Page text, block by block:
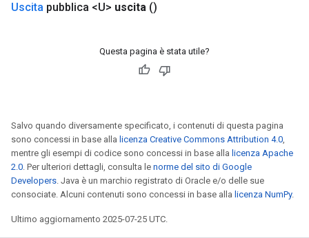
Uscita pubblica <U> uscita ()
Questa pagina è stata utile?
Salvo quando diversamente specificato, i contenuti di questa pagina
sono concessi in base alla licenza Creative Commons Attribution 4.0,
mentre gli esempi di codice sono concessi in base alla licenza Apache
2.0. Per ulteriori dettagli, consulta le norme del sito di Google
Developers. Java è un marchio registrato di Oracle e/o delle sue
consociate. Alcuni contenuti sono concessi in base alla licenza NumPy.
Ultimo aggiornamento 2025-07-25 UTC.